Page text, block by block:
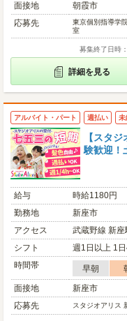
面接地
朝霞市
応募先
東京個別指導学
室
募集終了日時
詳細を見る
アルバイト・パート 週払い 未
【スタ
験歓迎！
給与
時給1180円
勤務地
新座市
アクセス
武蔵野線 新
シフト
週1日以上 1
時間帯
早朝
面接地
新座市
応募先
スタジオアリス